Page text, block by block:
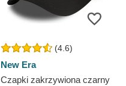
(4.6)
New Era
Czapki zakrzywiona czarny